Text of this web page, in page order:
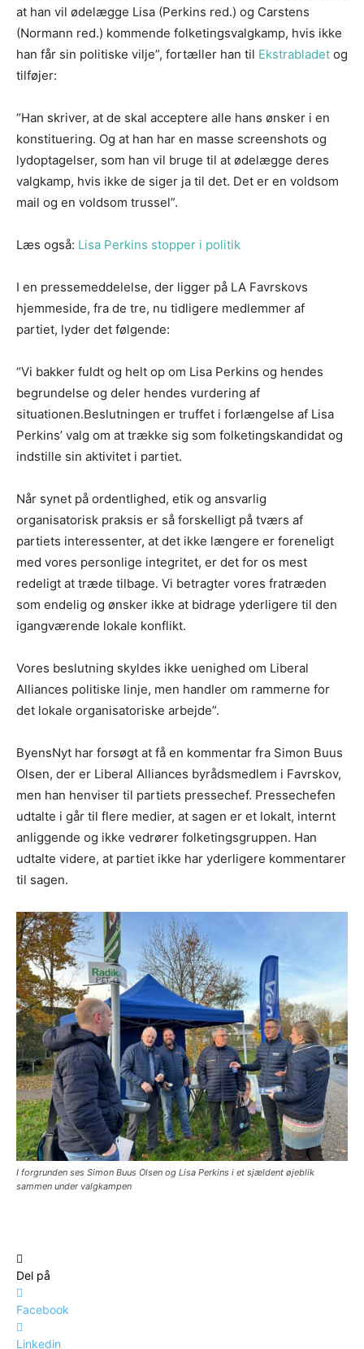
at han vil ødelægge Lisa (Perkins red.) og Carstens
(Normann red.) kommende folketingsvalgkamp, hvis ikke
han får sin politiske vilje”, fortæller han til Ekstrabladet og
tilføjer:
“Han skriver, at de skal acceptere alle hans ønsker i en
konstituering. Og at han har en masse screenshots og
lydoptagelser, som han vil bruge til at ødelægge deres
valgkamp, hvis ikke de siger ja til det. Det er en voldsom
mail og en voldsom trussel”.
Læs også: Lisa Perkins stopper i politik
I en pressemeddelelse, der ligger på LA Favrskovs
hjemmeside, fra de tre, nu tidligere medlemmer af
partiet, lyder det følgende:
“Vi bakker fuldt og helt op om Lisa Perkins og hendes
begrundelse og deler hendes vurdering af
situationen.Beslutningen er truffet i forlængelse af Lisa
Perkins’ valg om at trække sig som folketingskandidat og
indstille sin aktivitet i partiet.
Når synet på ordentlighed, etik og ansvarlig
organisatorisk praksis er så forskelligt på tværs af
partiets interessenter, at det ikke længere er foreneligt
med vores personlige integritet, er det for os mest
redeligt at træde tilbage. Vi betragter vores fratræden
som endelig og ønsker ikke at bidrage yderligere til den
igangværende lokale konflikt.
Vores beslutning skyldes ikke uenighed om Liberal
Alliances politiske linje, men handler om rammerne for
det lokale organisatoriske arbejde”.
ByensNyt har forsøgt at få en kommentar fra Simon Buus
Olsen, der er Liberal Alliances byrådsmedlem i Favrskov,
men han henviser til partiets pressechef. Pressechefen
udtalte i går til flere medier, at sagen er et lokalt, internt
anliggende og ikke vedrører folketingsgruppen. Han
udtalte videre, at partiet ikke har yderligere kommentarer
til sagen.
I forgrunden ses Simon Buus Olsen og Lisa Perkins i et sjældent øjeblik
sammen under valgkampen
Del på
Facebook
Linkedin